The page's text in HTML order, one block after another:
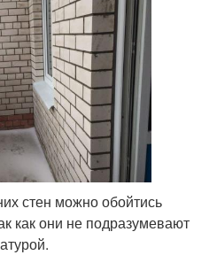
стен можно обойтись
как они не подразумевают